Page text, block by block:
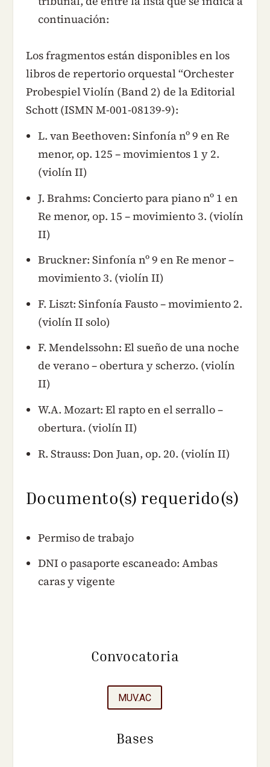
continuación:
Los fragmentos están disponibles en los
libros de repertorio orquestal “Orchester
Probespiel Violín (Band 2) de la Editorial
Schott (ISMN M-001-08139-9):
L. van Beethoven: Sinfonía nº 9 en Re
menor, op. 125 – movimientos 1 y 2.
(violín II)
J. Brahms: Concierto para piano nº 1 en
Re menor, op. 15 – movimiento 3. (violín
II)
Bruckner: Sinfonía nº 9 en Re menor –
movimiento 3. (violín II)
F. Liszt: Sinfonía Fausto – movimiento 2.
(violín II solo)
F. Mendelssohn: El sueño de una noche
de verano – obertura y scherzo. (violín
II)
W.A. Mozart: El rapto en el serrallo –
obertura. (violín II)
R. Strauss: Don Juan, op. 20. (violín II)
Documento(s) requerido(s)
Permiso de trabajo
DNI o pasaporte escaneado: Ambas
caras y vigente
Convocatoria
MUV.AC
Bases